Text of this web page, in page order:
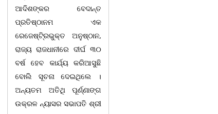
ଆଦିଶଙ୍କର ବେଦାନ୍ତ
ପ୍ରତିଷ୍ଠାନମ ଏକ
ରେଜେଷ୍ଟି୍ରଭୁକ୍ତ ଅନୁଷ୍ଠାନ,
ରାଜ୍ୟ ରାଜଧାନୀରେ ଦୀର୍ଘ ୩୦
ବର୍ଷ ହେବ କାର୍ଯ୍ୟ କରିଆସୁଛି
ବୋଲି ସୂଚନା ଦେଇଥିଲେ ।
ଅନ୍ୟତମ ଅତିଥି ପୂର୍ଣ୍ଣାଙ୍ଗ
ଉକ୍ରଳ ନ୍ୟାସର ସଭାପତି ଶ୍ରୀ